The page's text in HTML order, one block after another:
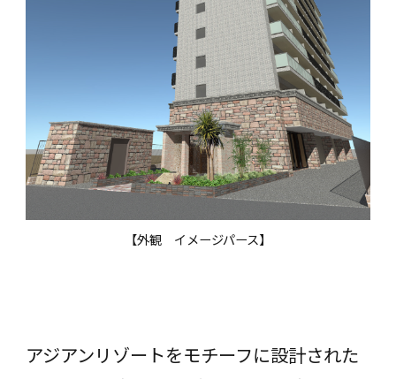
【外観 イメージパース】
アジアンリゾートをモチーフに設計された